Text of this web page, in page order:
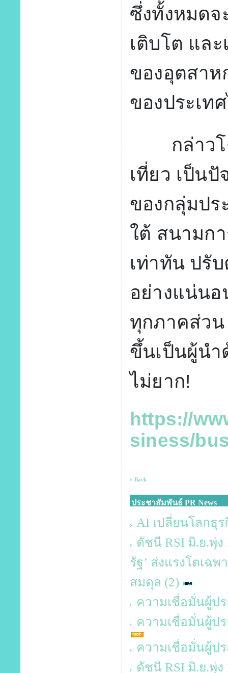
ซึ่งทั้งหมดจ
เติบโต แล
ของอุตสาห
ของประเท
กล่าวโด
เที่ยว เป็น
ของกลุ่มปร
ใต้ สนามก
เท่าทัน ปรั
อย่างแน่น
ทุกภาคส่วน
ขึ้นเป็นผู้นำ
ไม่ยาก!
https://
siness/
« Back
ประชาสัมพันธ์ PR News
AI เปลี่ยนโลกธุ
ดัชนี RSI มิ.ย.พุ่ง
รัฐ’ ส่งแรงโตเฉ
สมดุล (2)
ความเชื่อมั่นผู้ป
ความเชื่อมั่นผู้ป
ความเชื่อมั่นผู้ป
ดัชนี RSI มิ.ย.พุ่ง